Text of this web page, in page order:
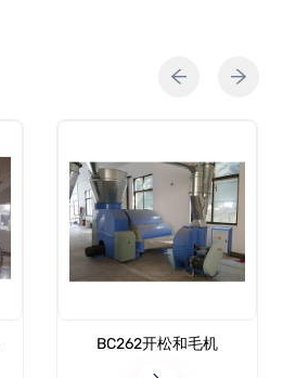
BC262开松和毛机